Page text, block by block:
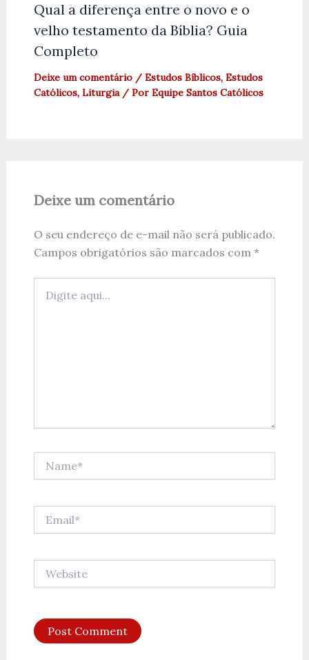
Qual a diferença entre o novo e o
velho testamento da Bíblia? Guia
Completo
Deixe um comentário / Estudos Bíblicos, Estudos
Católicos, Liturgia/ Por Equipe Santos Católicos
Deixe um comentário
O seu endereço de e-mail não será publicado.
Campos obrigatórios são marcados com *
aqui...